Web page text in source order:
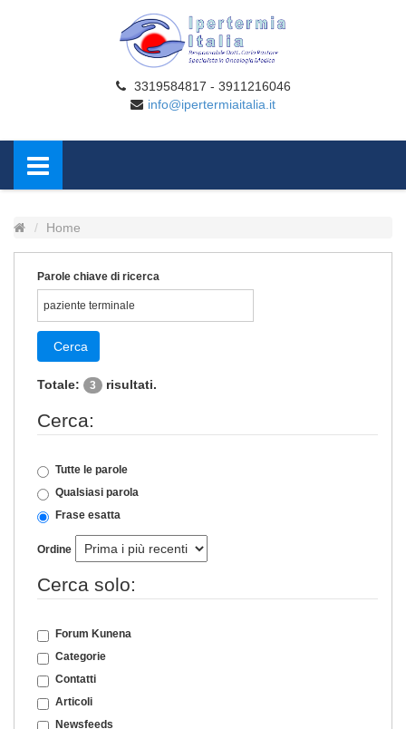
3319584817 - 3911216046
info@ipertermiaitalia.it
Home
Parole chiave di ricerca
Cerca
Totale: 3 risultati.
Cerca:
Tutte le parole
Qualsiasi parola
Frase esatta
Ordine
Cerca solo:
Forum Kunena
Categorie
Contatti
Articoli
Newsfeeds